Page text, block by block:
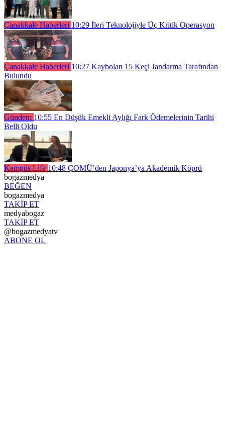
Çanakkale Haberleri 10:29 İleri Teknolojiyle Üç Kritik Operasyon
Çanakkale Haberleri 10:27 Kaybolan 15 Keçi Jandarma Tarafından
Bulundu
Gündem 10:55 En Düşük Emekli Aylığı Fark Ödemelerinin Tarihi
Belli Oldu
Kampüs Life 10:48 ÇOMÜ’den Japonya’ya Akademik Köprü
bogazmedya
BEĞEN
bogazmedya
TAKİP ET
medyabogaz
TAKİP ET
@bogazmedyatv
ABONE OL